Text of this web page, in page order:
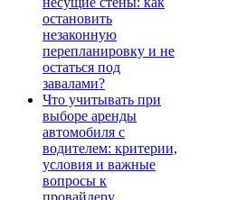
остановить
незаконную
перепланировку и не
остаться под
завалами?
Что учитывать при
выборе аренды
автомобиля с
водителем: критерии,
условия и важные
вопросы к
провайдеру